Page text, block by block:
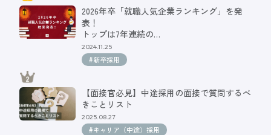
2026年卒「就職人気企業ランキング」を発
表！
トップは7年連続の…
2024.11.25
#新卒採用
【面接官必見】中途採用の面接で質問するべ
きことリスト
2025.08.27
#キャリア（中途）採用